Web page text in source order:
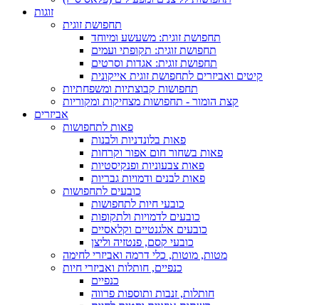
זוגות
תחפושת זוגית
תחפושת זוגית: משעשע ומיוחד
תחפושת זוגית: תקופתי ועמים
תחפושת זוגית: אגדות וסרטים
קיטים ואביזרים לתחפושת זוגית אייקונית
תחפושות קבוצתיות ומשפחתיות
קצת הומור - תחפושות מצחיקות ומקוריות
אביזרים
פאות לתחפושות
פאות בלונדניות ולבנות
פאות בשחור חום אפור וקרחות
פאות צבעוניות ופנקיסטיות
פאות לבנים ודמויות גבריות
כובעים לתחפושות
כובעי חיות לתחפושות
כובעים לדמויות ולתקופות
כובעים אלגנטיים וקלאסיים
כובעי קסם, פנטזיה וליצן
מטות, מוטות, כלי דרמה ואביזרי לחימה
כנפיים, חותלות ואביזרי חיות
כנפיים
חותלות, זנבות ותוספות פרווה